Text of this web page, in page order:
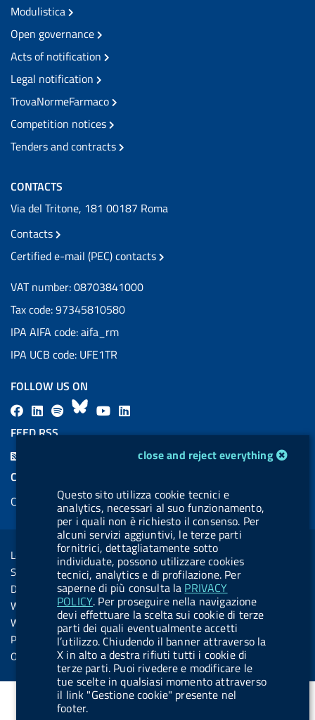
cookie management moduleclose and reject everything
Questo sito utilizza cookie tecnici e
analytics, necessari al suo funzionamento,
per i quali non è richiesto il consenso. Per
alcuni servizi aggiuntivi, le terze parti
fornitrici, dettagliatamente sotto
individuate, possono utilizzare cookies
tecnici, analytics e di profilazione. Per
saperne di più consulta la PRIVACY
POLICY. Per proseguire nella navigazione
devi effettuare la scelta sui cookie di terze
parti dei quali eventualmente accetti
l’utilizzo. Chiudendo il banner attraverso la
X in alto a destra rifiuti tutti i cookie di
terze parti. Puoi rivedere e modificare le
tue scelte in qualsiasi momento attraverso
il link "Gestione cookie" presente nel
footer.
Modulistica
Open governance
Acts of notification
Legal notification
TrovaNormeFarmaco
Competition notices
Tenders and contracts
CONTACTS
Via del Tritone, 181 00187 Roma
Contacts
Certified e-mail (PEC) contacts
VAT number: 08703841000
Tax code: 97345810580
IPA AIFA code: aifa_rm
IPA UCB code: UFE1TR
FOLLOW US ON
F
a
L
i
.
b
u
t
t
o
n
.
s
p
o
t
B
k
y
Y
b
e
d
i
n
FEED RSS
COOKIES
Cookie management
Sezione Link Utili
Legal notice
Social Media Policy
Dichiarazione di accessibilità
Web accessibility
Website statistics
Privacy
Online services